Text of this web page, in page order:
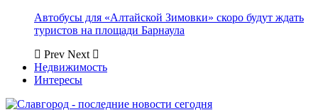
Автобусы для «Алтайской Зимовки» скоро будут ждать
туристов на площади Барнаула
Prev Next
Недвижимость
Интересы